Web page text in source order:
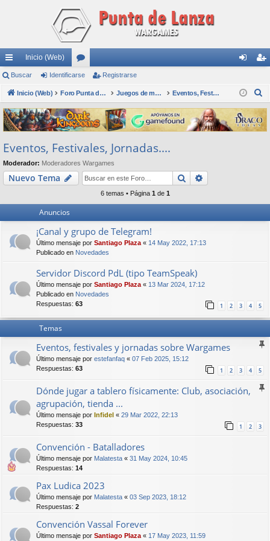
nl
ac
es
rá
pi
do
s
Inicio (Web)
or
os nti
fic
ar
ist
ra
rs
Buscar Identificarse Registrarse
Inicio (Web) Foro Punta de Lanza Wargames Juegos de mesa físicos y digitales Eventos, Festivales, Jornadas....
s
c
Eventos, Festivales, Jornadas....
Moderador: Moderadores Wargames
Nuevo Tema Buscar
6 temas • Página 1 de 1
Anuncios
¡Canal y grupo de Telegram!
Último mensaje por Santiago Plaza « 14 May 2022, 17:13
Publicado en Novedades
Servidor Discord PdL (tipo TeamSpeak)
Último mensaje por Santiago Plaza « 13 Mar 2024, 17:12
Publicado en Novedades
Respuestas: 63 1 2 3 4 5
Temas
Eventos, festivales y jornadas sobre Wargames
Último mensaje por estefanfaq « 07 Feb 2025, 15:12
Respuestas: 63 1 2 3 4 5
Dónde jugar a tablero físicamente: Club, asociación,
agrupación, tienda ...
Último mensaje por Infidel « 29 Mar 2022, 22:13
Respuestas: 33 1 2 3
Convención - Batalladores
Último mensaje por Malatesta « 31 May 2024, 10:45
Respuestas: 14
Pax Ludica 2023
Último mensaje por Malatesta « 03 Sep 2023, 18:12
Respuestas: 2
Convención Vassal Forever
Último mensaje por Santiago Plaza « 17 May 2023, 11:59